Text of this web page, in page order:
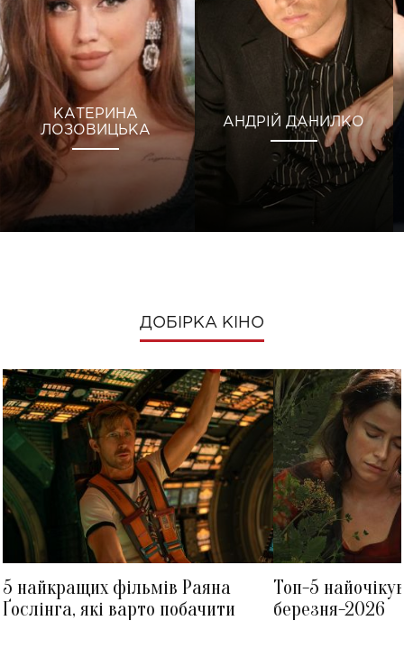
КАТЕРИНА
ЛОЗОВИЦЬКА
АНДРІЙ ДАНИЛКО
ДОБІРКА КІНО
5 найкращих фільмів Раяна
Ґослінга, які варто побачити
Топ-5
березня-2026